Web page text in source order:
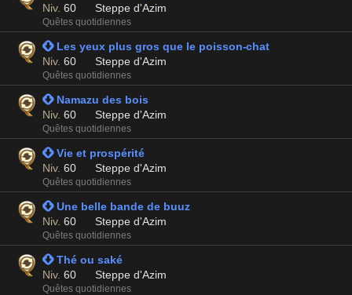
Niv. 60 Steppe d'Azim
Quêtes quotidiennes
 Les yeux plus gros que le poisson-chat
Niv. 60 Steppe d'Azim
Quêtes quotidiennes
 Namazu des bois
Niv. 60 Steppe d'Azim
Quêtes quotidiennes
 Vie et prospérité
Niv. 60 Steppe d'Azim
Quêtes quotidiennes
 Une belle bande de buuz
Niv. 60 Steppe d'Azim
Quêtes quotidiennes
 Thé ou saké
Niv. 60 Steppe d'Azim
Quêtes quotidiennes